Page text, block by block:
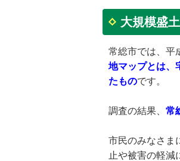
大規模盛
常総市では、平
地マップとは、
たものです。
調査の結果、 常
市民のみなさま
止や被害の軽減